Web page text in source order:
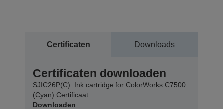
Certificaten Downloads
Certificaten downloaden
SJIC26P(C): Ink cartridge for ColorWorks C7500
(Cyan) Certificaat
Downloaden